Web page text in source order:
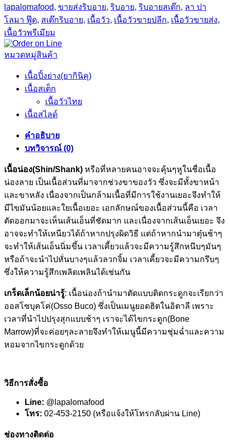
lapalomafood, ขายส่งริบอาย, ริบอาย, ริบอายสเต๊ก, ลา ปา
โลมา ฟู๊ด, สเต๊กริบอาย, เนื้อวัว, เนื้อวัวขายปลีก, เนื้อวัวขายส่ง,
เนื้อวัวพรีเมียม
หมวดหมู่สินค้า
เนื้อปิ้งย่าง(ยากินิคุ)
เนื้อสเต็ก
เนื้อวัวไทย
เนื้อสไลด์
คำอธิบาย
บทวิจารณ์ (0)
เนื้อน่อง(Shin/Shank) หรือที่หลายคนอาจจะคุ้นๆหูในชื่อเนื้อ
น่องลาย เป็นเนื้อส่วนที่มาจากช่วงขาของวัว ซึ่งจะมีทั้งขาหน้า
และขาหลัง เนื่องจากเป็นกล้ามเนื้อที่มีการใช้งานเยอะจึงทำให้
มีไขมันน้อยและใยเนื้อเยอะ เอกลักษณ์ของเนื้อส่วนนี้คือ เวลา
ตัดออกมาจะเห็นเส้นเอ็นที่ชัดมาก และเนื่องจากเส้นเอ็นเยอะ จึง
อาจจะทำให้เหนียวได้ถ้าหากปรุงผิดวิธี แต่ถ้าหากนำมาตุ๋นช้าๆ
จะทำให้เส้นเอ็นนิ่มขึ้น เวลาเคี้ยวแล้วจะมีความรู้สึกหนึบๆมันๆ
หรือถ้าจะนำไปหั่นบางๆแล้วลวกจิ้ม เวลาเคี้ยวจะมีความกรึบๆ
ซึ่งให้ความรู้สึกเพลิดเพลินได้เช่นกัน
เกร็ดเล็กน้อยน่ารู้: เนื้อน่องถ้านำมาตัดแบบติดกระดูกจะเรียกว่า
ออสโซบุคโค่(Osso Buco) ซึ่งเป็นเมนูยอดฮิตในอิตาลี เพราะ
เวลาที่นำไปปรุงสุกแบบช้าๆ เราจะได้ไขกระดูก(Bone
Marrow)ที่จะค่อยๆละลายจึงทำให้เมนูนี้มีความชุ่มฉ่ำและความ
หอมจากไขกระดูกด้วย
วิธีการสั่งซื้อ
Line: @lapalomafood
โทร: 02-453-2150 (หรือแจ้งให้โทรกลับผ่าน Line)
ช่องทางติดต่อ